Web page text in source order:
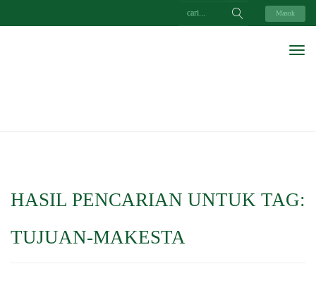
Masuk
HASIL PENCARIAN UNTUK TAG:
TUJUAN-MAKESTA